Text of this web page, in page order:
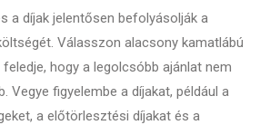
a díjak jelentősen befolyásolják a
Válasszon alacsony kamatlábú
hogy a legolcsóbb ajánlat nem
Vegye figyelembe a díjakat, például a
a előtörlesztési díjakat és a